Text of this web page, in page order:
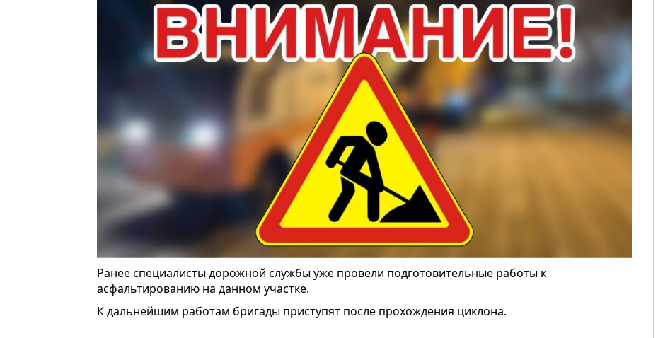
Ранее специалисты дорожной службы уже провели подготовительные работы к
асфальтированию на данном участке.
К дальнейшим работам бригады приступят после прохождения циклона.